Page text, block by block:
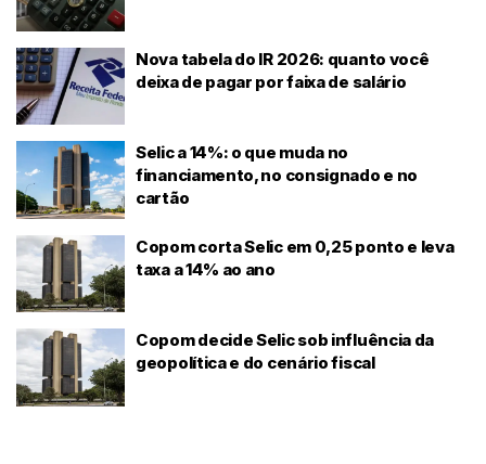
Nova tabela do IR 2026: quanto você
deixa de pagar por faixa de salário
Selic a 14%: o que muda no
financiamento, no consignado e no
cartão
Copom corta Selic em 0,25 ponto e leva
taxa a 14% ao ano
Copom decide Selic sob influência da
geopolítica e do cenário fiscal